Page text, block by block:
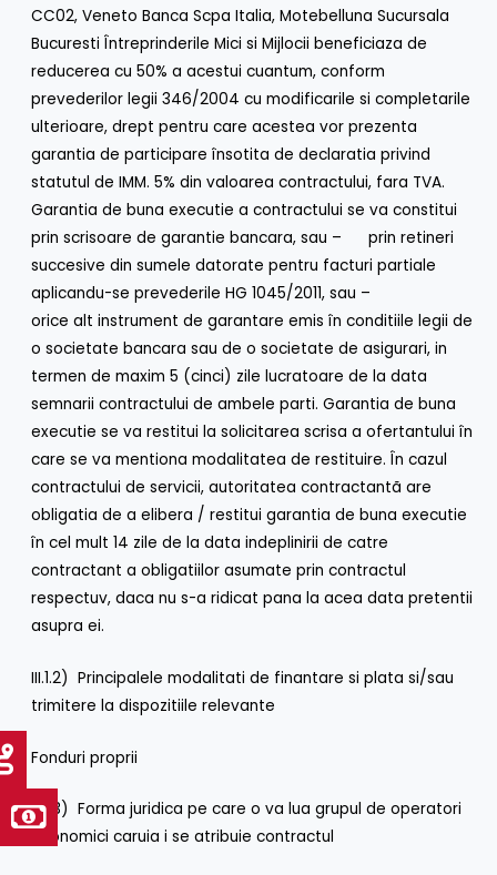
CC02, Veneto Banca Scpa Italia, Motebelluna Sucursala
Bucuresti Întreprinderile Mici si Mijlocii beneficiaza de
reducerea cu 50% a acestui cuantum, conform
prevederilor legii 346/2004 cu modificarile si completarile
ulterioare, drept pentru care acestea vor prezenta
garantia de participare însotita de declaratia privind
statutul de IMM. 5% din valoarea contractului, fara TVA.
Garantia de buna executie a contractului se va constitui
prin scrisoare de garantie bancara, sau – prin retineri
succesive din sumele datorate pentru facturi partiale
aplicandu-se prevederile HG 1045/2011, sau –
orice alt instrument de garantare emis în conditiile legii de
o societate bancara sau de o societate de asigurari, in
termen de maxim 5 (cinci) zile lucratoare de la data
semnarii contractului de ambele parti. Garantia de buna
executie se va restitui la solicitarea scrisa a ofertantului în
care se va mentiona modalitatea de restituire. În cazul
contractului de servicii, autoritatea contractantã are
obligatia de a elibera / restitui garantia de buna executie
în cel mult 14 zile de la data indeplinirii de catre
contractant a obligatiilor asumate prin contractul
respectuv, daca nu s-a ridicat pana la acea data pretentii
asupra ei.
III.1.2) Principalele modalitati de finantare si plata si/sau
trimitere la dispozitiile relevante
Fonduri proprii
III.1.3) Forma juridica pe care o va lua grupul de operatori
economici caruia i se atribuie contractul